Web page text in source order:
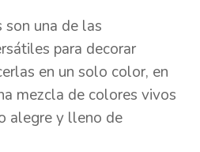
son una de las
para decorar
en un solo color, en
mezcla de colores vivos
alegre y lleno de